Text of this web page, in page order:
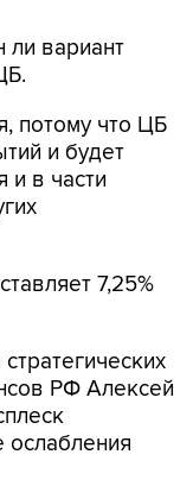
ли вариант
потому что ЦБ
и будет
и в части
7,25%
РФ Алексей